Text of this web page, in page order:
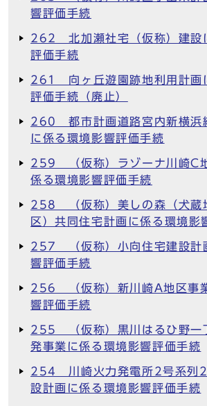
響評価手続
262 北加瀬社宅（仮称）建設
評価手続
261 向ヶ丘遊園跡地利用計画
評価手続（廃止）
260 都市計画道路宮内新横浜
に係る環境影響評価手続
259 （仮称）ラゾーナ川崎C
係る環境影響評価手続
258 （仮称）美しの森（犬蔵
区）共同住宅計画に係る環境影
257 （仮称）小向住宅建設計
響評価手続
256 （仮称）新川崎A地区事
響評価手続
255 （仮称）黒川はるひ野一
発事業に係る環境影響評価手続
254 川崎火力発電所2号系列2
設計画に係る環境影響評価手続